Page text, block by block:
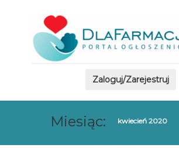
Zaloguj/Zarejestruj
Miesiąc: kwiecień 2020